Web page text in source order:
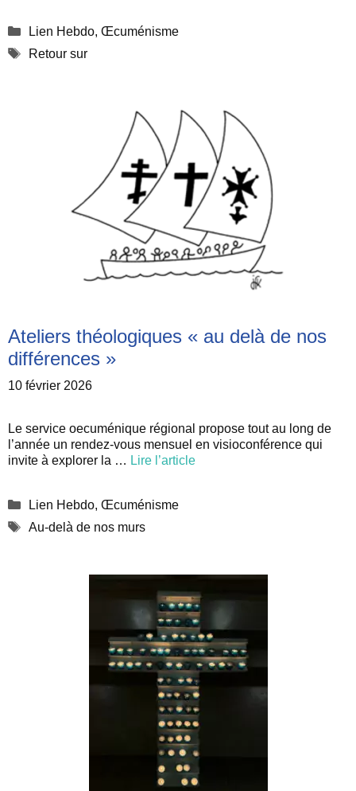
Catégories
Lien Hebdo, Œcuménisme
Étiquettes
Retour sur
Ateliers théologiques « au delà de nos
différences »
10 février 2026
Le service oecuménique régional propose tout au long de
l’année un rendez-vous mensuel en visioconférence qui
invite à explorer la … Lire l’article
Catégories
Lien Hebdo, Œcuménisme
Étiquettes
Au-delà de nos murs